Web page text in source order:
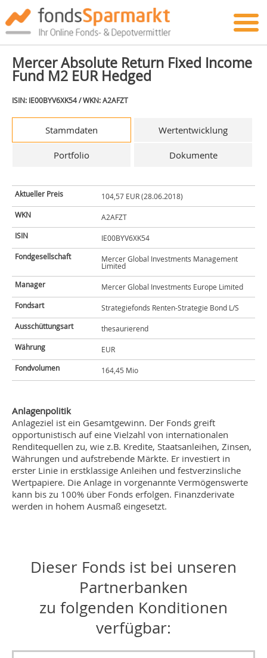
Mercer Absolute Return Fixed Income
Fund M2 EUR Hedged
ISIN: IE00BYV6XK54 / WKN: A2AFZT
Stammdaten Wertentwicklung
Portfolio Dokumente
Aktueller Preis
104,57 EUR (28.06.2018)
WKN
A2AFZT
ISIN
IE00BYV6XK54
Fondgesellschaft
Mercer Global Investments Management
Limited
Manager
Mercer Global Investments Europe Limited
Fondsart
Strategiefonds Renten-Strategie Bond L/S
Ausschüttungsart
thesaurierend
Währung
EUR
Fondvolumen
164,45 Mio
Anlagenpolitik
Anlageziel ist ein Gesamtgewinn. Der Fonds greift
opportunistisch auf eine Vielzahl von internationalen
Renditequellen zu, wie z.B. Kredite, Staatsanleihen, Zinsen,
Währungen und aufstrebende Märkte. Er investiert in
erster Linie in erstklassige Anleihen und festverzinsliche
Wertpapiere. Die Anlage in vorgenannte Vermögenswerte
kann bis zu 100% über Fonds erfolgen. Finanzderivate
werden in hohem Ausmaß eingesetzt.
Dieser Fonds ist bei unseren
Partnerbanken
zu folgenden Konditionen
verfügbar: